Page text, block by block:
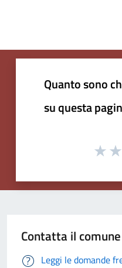
Quanto sono
su questa
Contatta il comune
Leggi le domande